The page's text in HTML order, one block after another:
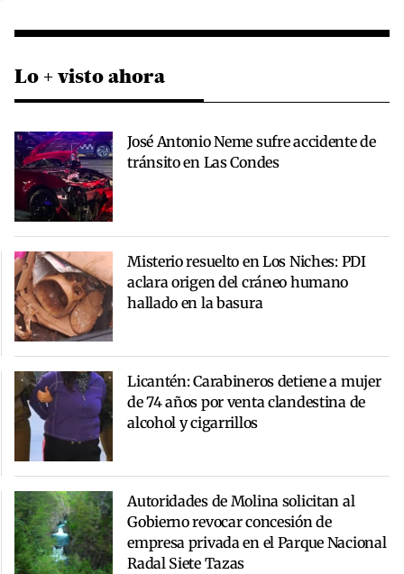
Lo + visto ahora
José Antonio Neme sufre accidente de
tránsito en Las Condes
Misterio resuelto en Los Niches: PDI
aclara origen del cráneo humano
hallado en la basura
Licantén: Carabineros detiene a mujer
de 74 años por venta clandestina de
alcohol y cigarrillos
Autoridades de Molina solicitan al
Gobierno revocar concesión de
empresa privada en el Parque Nacional
Radal Siete Tazas